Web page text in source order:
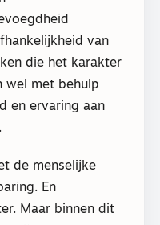
van
die het karakter
wel met behulp
en ervaring aan
de menselijke
En
Maar binnen dit